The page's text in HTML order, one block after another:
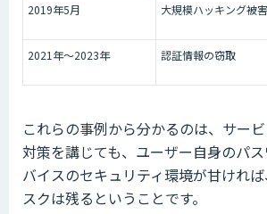
2019年5月
大規模ハッキング被害
2021年〜2023年
認証情報の窃取
これらの事例から分かるのは、サー
対策を講じても、ユーザー自身のパ
バイスのセキュリティ環境が甘けれ
スクは残るということです。